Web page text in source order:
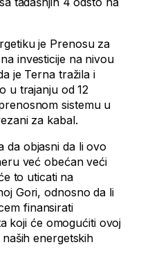
je Prenosu za
investicije na nivou
je Terna tražila i
u trajanju od 12
sistemu u
za kabal.
da objasni da li ovo
već obećan veći
to uticati na
Gori, odnosno da li
finansirati
koji će omogućiti ovoj
energetskih